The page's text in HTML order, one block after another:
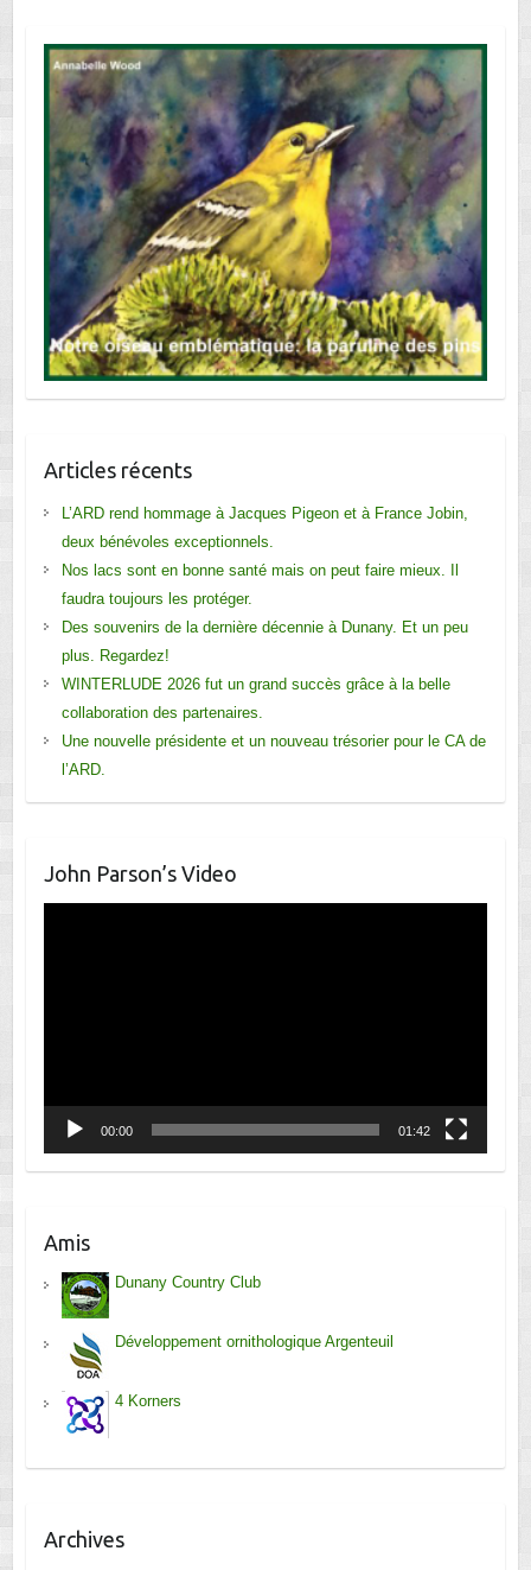
Articles récents
L’ARD rend hommage à Jacques Pigeon et à France Jobin,
deux bénévoles exceptionnels.
Nos lacs sont en bonne santé mais on peut faire mieux. Il
faudra toujours les protéger.
Des souvenirs de la dernière décennie à Dunany. Et un peu
plus. Regardez!
WINTERLUDE 2026 fut un grand succès grâce à la belle
collaboration des partenaires.
Une nouvelle présidente et un nouveau trésorier pour le CA de
l’ARD.
John Parson’s Video
00:00 01:42
Amis
Dunany Country Club
Développement ornithologique Argenteuil
4 Korners
Archives